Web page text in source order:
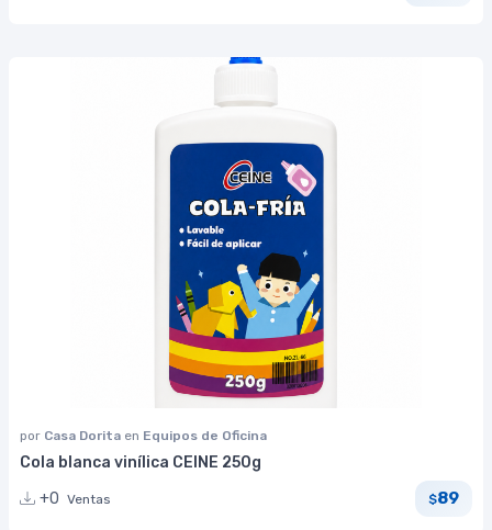
por Casa Dorita en Equipos de Oficina
Cola blanca vinílica CEINE 250g
+0 Ventas $89